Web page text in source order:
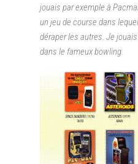
jouais par exemple à
un jeu de course dans
déraper les autres. Je
dans le fameux bowling.